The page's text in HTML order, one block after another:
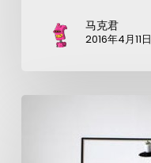
马克君
2016年4月11日